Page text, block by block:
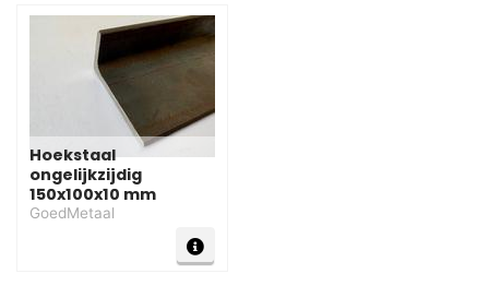
Hoekstaal
ongelijkzijdig
150x100x10 mm
GoedMetaal